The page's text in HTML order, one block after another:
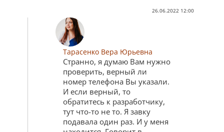
26.06.2022 12:00
Тарасенко Вера Юрьевна
Странно, я думаю Вам нужно
проверить, верный ли
номер телефона Вы указали.
И если верный, то
обратитесь к разработчику,
тут что-то не то. Я завку
подавала один раз. И у меня